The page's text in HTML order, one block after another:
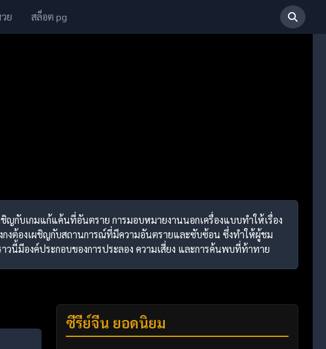
ย สล็อต pg
ญกับเกมแก้แค้นที่อันตราย การมอบหมายงานนอกเครื่องแบบทำให้เรื่อง
งต้องเผชิญกับสถานการณ์ที่มีความอันตรายและซับซ้อน ซึ่งทำให้ผู้ชม
วนี้มีองค์ประกอบของการประลอง ความเสี่ยง และการค้นพบที่ท้าทาย
ซีรี่ย์จีน ยอดนิยม